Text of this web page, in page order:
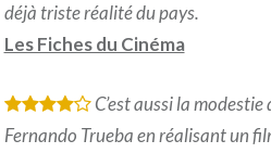
déjà triste réalité du pays.
Les Fiches du Cinéma
* * * *
C’est aussi la
Fernando Trueba en réalisant un